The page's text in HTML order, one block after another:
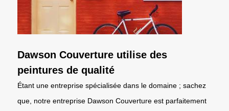
Dawson Couverture utilise des
peintures de qualité
Étant une entreprise spécialisée dans le domaine ; sachez
que, notre entreprise Dawson Couverture est parfaitement